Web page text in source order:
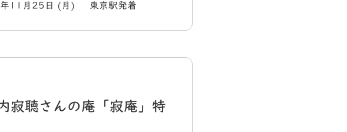
11月25日 (月) 東京駅発着
寂聴さんの庵「寂庵」特